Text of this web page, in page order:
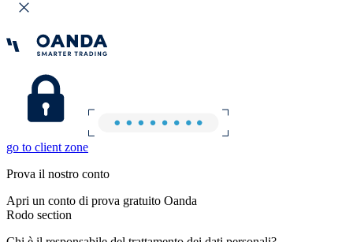
go to client zone
Prova il nostro conto
Apri un conto di prova gratuito Oanda
Rodo section